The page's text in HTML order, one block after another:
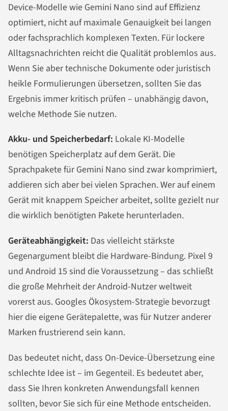
Device-Modelle wie Gemini Nano sind auf Effizienz
optimiert, nicht auf maximale Genauigkeit bei langen
oder fachsprachlich komplexen Texten. Für lockere
Alltagsnachrichten reicht die Qualität problemlos aus.
Wenn Sie aber technische Dokumente oder juristisch
heikle Formulierungen übersetzen, sollten Sie das
Ergebnis immer kritisch prüfen – unabhängig davon,
welche Methode Sie nutzen.
Akku- und Speicherbedarf: Lokale KI-Modelle
benötigen Speicherplatz auf dem Gerät. Die
Sprachpakete für Gemini Nano sind zwar komprimiert,
addieren sich aber bei vielen Sprachen. Wer auf einem
Gerät mit knappem Speicher arbeitet, sollte gezielt nur
die wirklich benötigten Pakete herunterladen.
Geräteabhängigkeit: Das vielleicht stärkste
Gegenargument bleibt die Hardware-Bindung. Pixel 9
und Android 15 sind die Voraussetzung – das schließt
die große Mehrheit der Android-Nutzer weltweit
vorerst aus. Googles Ökosystem-Strategie bevorzugt
hier die eigene Gerätepalette, was für Nutzer anderer
Marken frustrierend sein kann.
Das bedeutet nicht, dass On-Device-Übersetzung eine
schlechte Idee ist – im Gegenteil. Es bedeutet aber,
dass Sie Ihren konkreten Anwendungsfall kennen
sollten, bevor Sie sich für eine Methode entscheiden.